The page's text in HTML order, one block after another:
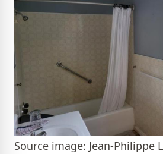
Source image: Jean-Philippe